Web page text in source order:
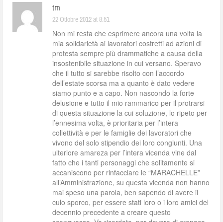
tm
22 Ottobre 2012 at 8:51
Non mi resta che esprimere ancora una volta la
mia solidarietà ai lavoratori costretti ad azioni di
protesta sempre più drammatiche a causa della
insostenibile situazione in cui versano. Speravo
che il tutto si sarebbe risolto con l’accordo
dell’estate scorsa ma a quanto è dato vedere
siamo punto e a capo. Non nascondo la forte
delusione e tutto il mio rammarico per il protrarsi
di questa situazione la cui soluzione, lo ripeto per
l’ennesima volta, è prioritaria per l’intera
collettività e per le famiglie dei lavoratori che
vivono del solo stipendio dei loro congiunti. Una
ulteriore amareza per l’intera vicenda vine dal
fatto che i tanti personaggi che solitamente si
accaniscono per rinfacciare le “MARACHELLE”
all’Amministrazione, su questa vicenda non hanno
mai speso una parola, ben sapendo di avere il
culo sporco, per essere stati loro o i loro amici del
decennio precedente a creare questo